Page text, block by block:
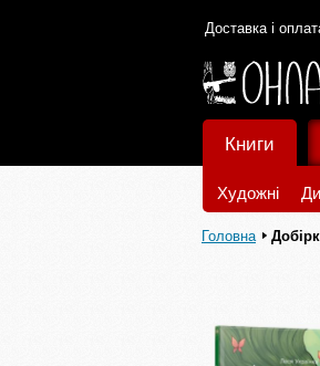
Доставка і
Книги
Художні
Головна